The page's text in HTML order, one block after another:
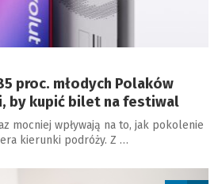
proc. młodych Polaków
by kupić bilet na festiwal
mocniej wpływają na to, jak pokolenie
kierunki podróży. Z …